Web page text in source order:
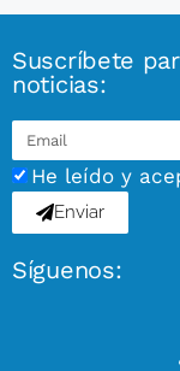
Suscríbete
noticias:
He leído y
Enviar
Síguenos: